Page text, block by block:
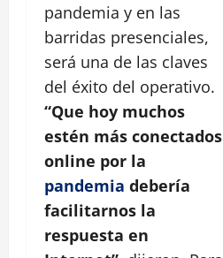
pandemia y en las
barridas presenciales,
será una de las claves
del éxito del operativo.
“Que hoy muchos
estén más conectados
online por la
pandemia debería
facilitarnos la
respuesta en